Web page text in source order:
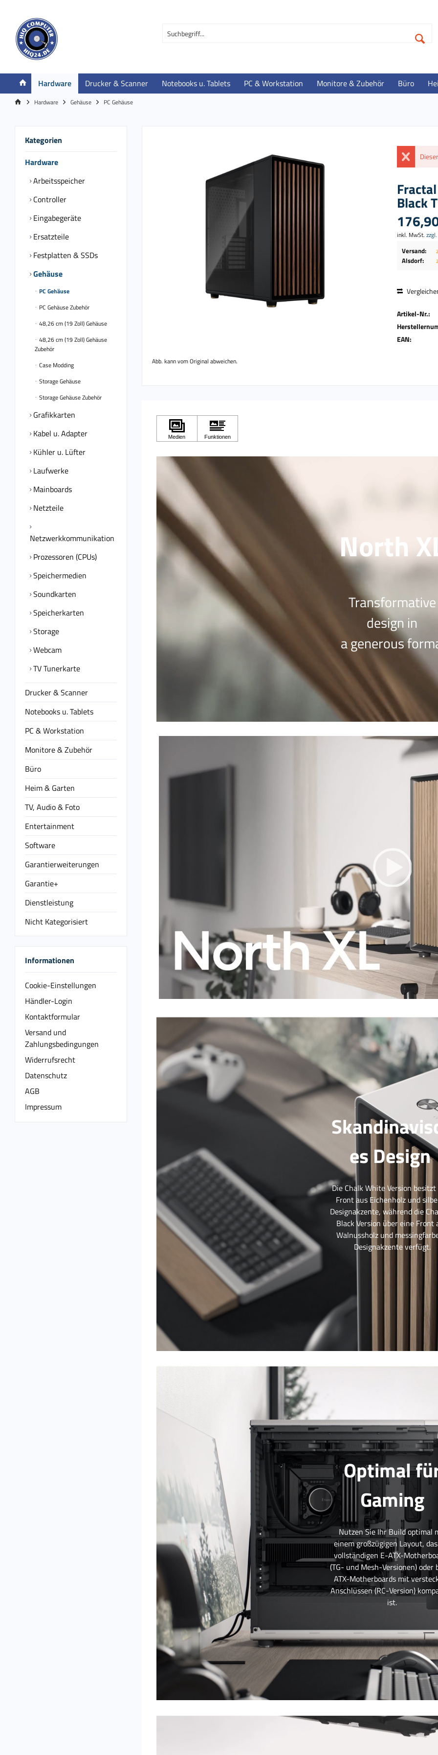
Hardware Drucker & Scanner Notebooks u. Tablets PC & Workstation Monitore & Zubehör Büro
Hardware Gehäuse PC Gehäuse
Kategorien
Hardware
Arbeitsspeicher
Controller
Eingabegeräte
Ersatzteile
Festplatten & SSDs
Gehäuse
PC Gehäuse
PC Gehäuse Zubehör
48,26 cm (19 Zoll) Gehäuse
48,26 cm (19 Zoll) Gehäuse
Zubehör
Case Modding
Storage Gehäuse
Storage Gehäuse Zubehör
Grafikkarten
Kabel u. Adapter
Kühler u. Lüfter
Laufwerke
Mainboards
Netzteile
Netzwerkkommunikation
Prozessoren (CPUs)
Speichermedien
Soundkarten
Speicherkarten
Storage
Webcam
TV Tunerkarte
Drucker & Scanner
Notebooks u. Tablets
PC & Workstation
Monitore & Zubehör
Büro
Heim & Garten
TV, Audio & Foto
Entertainment
Software
Garantierweiterungen
Garantie+
Dienstleistung
Nicht Kategorisiert
Informationen
Cookie-Einstellungen
Händler-Login
Kontaktformular
Versand und
Zahlungsbedingungen
Widerrufsrecht
Datenschutz
AGB
Impressum
Abb. kann vom Original abweichen.
Black
inkl. MwSt.
Versand:
Alsdorf:
Artikel-Nr.:
EAN:
North
Transformative
design in
a generous
Video Player
es Design
Die Chalk White Version
Front aus Eichenholz und
Designakzente, während die
Black Version über eine Front
Walnussholz und
Designakzente verfügt.
Optimal
Gaming
Nutzen Sie Ihr Build optimal
einem großzügigen Layout,
vollständigen E-ATX-
(TG- und Mesh-Versionen) oder
ATX-Motherboards mit
Anschlüssen (RC-Version)
ist.